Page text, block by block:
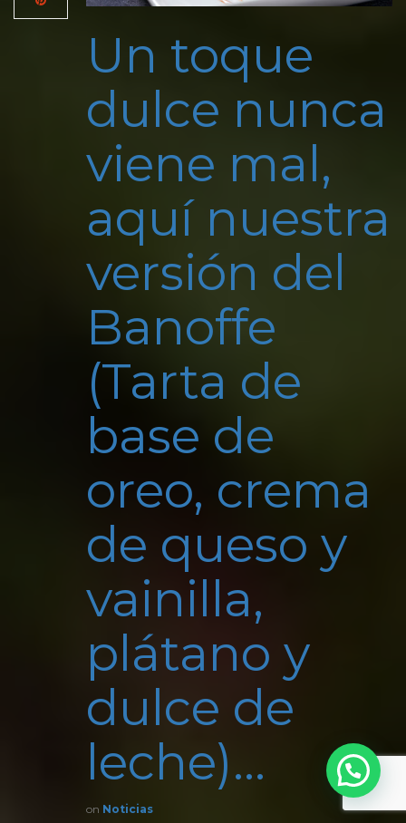
Un toque
dulce nunca
viene mal,
aquí nuestra
versión del
Banoffe
(Tarta de
base de
oreo, crema
de queso y
vainilla,
plátano y
dulce de
leche)…
on Noticias